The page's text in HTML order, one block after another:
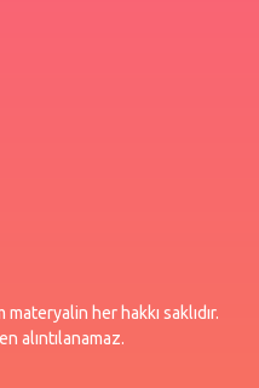
her hakkı saklıdır.
alıntılanamaz.